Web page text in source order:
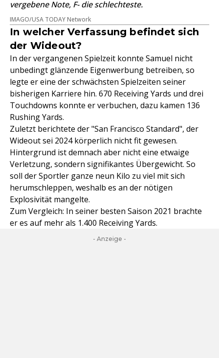
vergebene Note, F- die schlechteste.
IMAGO/USA TODAY Network
In welcher Verfassung befindet sich
der Wideout?
In der vergangenen Spielzeit konnte Samuel nicht
unbedingt glänzende Eigenwerbung betreiben, so
legte er eine der schwächsten Spielzeiten seiner
bisherigen Karriere hin. 670 Receiving Yards und drei
Touchdowns konnte er verbuchen, dazu kamen 136
Rushing Yards.
Zuletzt berichtete der "San Francisco Standard", der
Wideout sei 2024 körperlich nicht fit gewesen.
Hintergrund ist demnach aber nicht eine etwaige
Verletzung, sondern signifikantes Übergewicht. So
soll der Sportler ganze neun Kilo zu viel mit sich
herumschleppen, weshalb es an der nötigen
Explosivität mangelte.
Zum Vergleich: In seiner besten Saison 2021 brachte
er es auf mehr als 1.400 Receiving Yards.
- Anzeige -